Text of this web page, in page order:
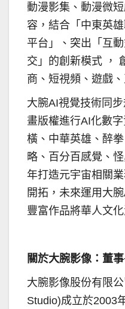
動漫影集、動漫微
容，結合「中東英
平台」、突出「互
交」的創新模式 ，
商、短視頻、遊戲
大腕AI視覺技術同
畫版權進行AI化數
橫、中華英雄、醉
略、百分百感覺、
年打造元宇宙相關
開拓，未來運用大
豐富作品將華人文
關於大腕影像：董
大腕影像股份有限
Studio)成立於2003